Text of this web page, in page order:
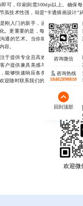
即可，印刷则需300dpi以上。确保
虽技术性强，却是“卡通插画设计”
入门的新手，还是希望精进技巧
。更重要的是，每一个环节都蕴
通的艺术。当你能熟练运用这套
容。
提供专业且高效的卡通插画设计
户提供兼具美感与实用性的视觉
能够快速响应各类定制需求，确
迎随时联系我们的设计团队，微信
欢迎微
咨询热线
18402890810
回到顶部